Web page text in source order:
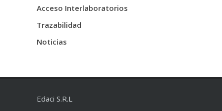
Acceso Interlaboratorios
Trazabilidad
Noticias
Edaci S.R.L